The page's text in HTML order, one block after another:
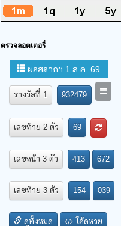
ตรวจลอตเตอรี่